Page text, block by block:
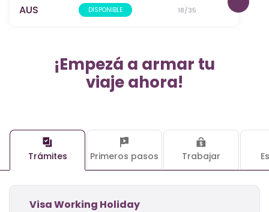
AUS DISPONIBLE 18/35
¡Empezá a armar tu
viaje ahora!
Trámites Primeros pasos Trabajar
Visa Working Holiday